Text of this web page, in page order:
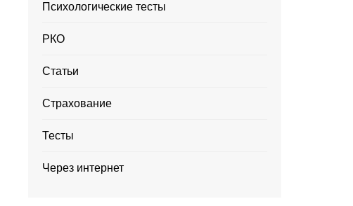
Психологические тесты
РКО
Статьи
Страхование
Тесты
Через интернет